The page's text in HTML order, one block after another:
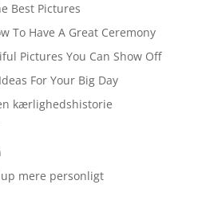
Best Pictures
To Have A Great Ceremony
Pictures You Can Show Off
For Your Big Day
kærlighedshistorie
mere personligt